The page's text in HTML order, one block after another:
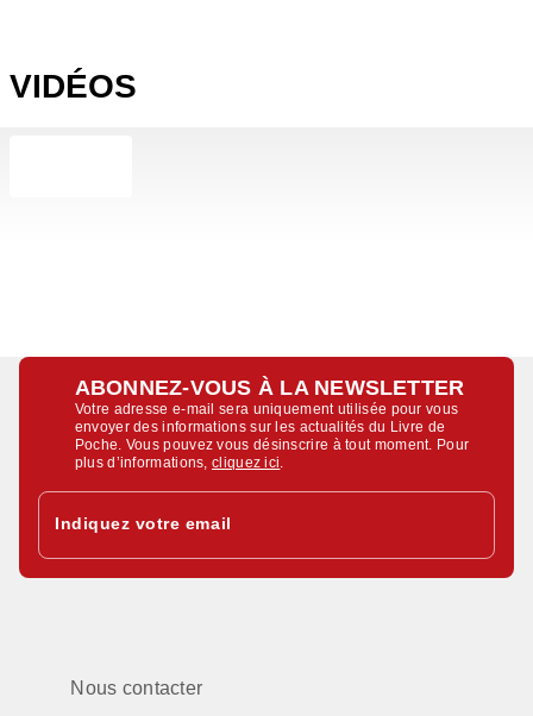
VIDÉOS
ABONNEZ-VOUS À LA NEWSLETTER
Votre adresse e-mail sera uniquement utilisée pour vous
envoyer des informations sur les actualités du Livre de
Poche. Vous pouvez vous désinscrire à tout moment. Pour
plus d’informations,cliquez ici
Indiquez votre email
Nous contacter